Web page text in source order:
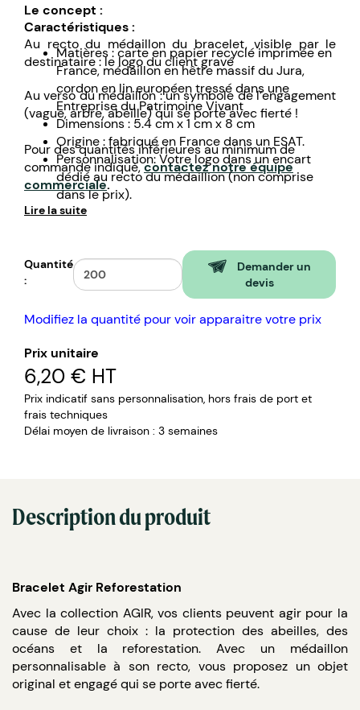
Le concept :
Au recto du médaillon du bracelet, visible par le
destinataire : le logo du client gravé
Au verso du médaillon : un symbole de l’engagement
(vague, arbre, abeille) qui se porte avec fierté !
Caractéristiques :
Matières : carte en papier recyclé imprimée en
France, médaillon en hêtre massif du Jura,
cordon en lin européen tressé dans une
Entreprise du Patrimoine Vivant
Dimensions : 5.4 cm x 1 cm x 8 cm
Origine : fabriqué en France dans un ESAT.
Personnalisation: Votre logo dans un encart
dédié au recto du médaillion (non comprise
dans le prix).
Pour des quantités inférieures au minimum de
commande indiqué,contactez notre équipe
commerciale.
Lire la suite
Quantité
:
Demander un
devis
Modifiez la quantité pour voir apparaitre votre prix
Prix unitaire
6,20 € HT
Prix indicatif sans personnalisation, hors frais de port et
frais techniques
Délai moyen de livraison : 3 semaines
Description du produit
Bracelet Agir Reforestation
Avec la collection AGIR, vos clients peuvent agir pour la
cause de leur choix : la protection des abeilles, des
océans et la reforestation. Avec un médaillon
personnalisable à son recto, vous proposez un objet
original et engagé qui se porte avec fierté.